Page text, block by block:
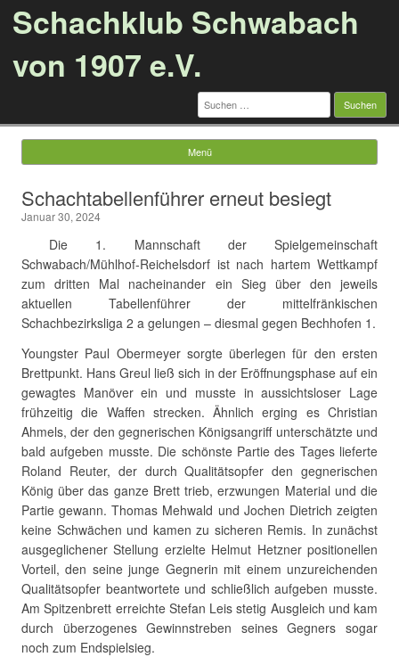
Schachklub Schwabach
von 1907 e.V.
Suchen
nach:
Menü
Schachtabellenführer erneut besiegt
Januar 30, 2024
Die 1. Mannschaft der Spielgemeinschaft
Schwabach/Mühlhof-Reichelsdorf ist nach hartem Wettkampf
zum dritten Mal nacheinander ein Sieg über den jeweils
aktuellen Tabellenführer der mittelfränkischen
Schachbezirksliga 2 a gelungen – diesmal gegen Bechhofen 1.
Youngster Paul Obermeyer sorgte überlegen für den ersten
Brettpunkt. Hans Greul ließ sich in der Eröffnungsphase auf ein
gewagtes Manöver ein und musste in aussichtsloser Lage
frühzeitig die Waffen strecken. Ähnlich erging es Christian
Ahmels, der den gegnerischen Königsangriff unterschätzte und
bald aufgeben musste. Die schönste Partie des Tages lieferte
Roland Reuter, der durch Qualitätsopfer den gegnerischen
König über das ganze Brett trieb, erzwungen Material und die
Partie gewann. Thomas Mehwald und Jochen Dietrich zeigten
keine Schwächen und kamen zu sicheren Remis. In zunächst
ausgeglichener Stellung erzielte Helmut Hetzner positionellen
Vorteil, den seine junge Gegnerin mit einem unzureichenden
Qualitätsopfer beantwortete und schließlich aufgeben musste.
Am Spitzenbrett erreichte Stefan Leis stetig Ausgleich und kam
durch überzogenes Gewinnstreben seines Gegners sogar
noch zum Endspielsieg.